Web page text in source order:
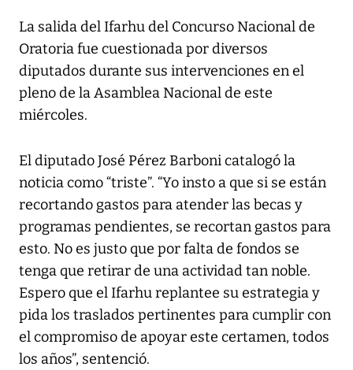
La salida del Ifarhu del Concurso Nacional de
Oratoria fue cuestionada por diversos
diputados durante sus intervenciones en el
pleno de la Asamblea Nacional de este
miércoles.
El diputado José Pérez Barboni catalogó la
noticia como “triste”. “Yo insto a que si se están
recortando gastos para atender las becas y
programas pendientes, se recortan gastos para
esto. No es justo que por falta de fondos se
tenga que retirar de una actividad tan noble.
Espero que el Ifarhu replantee su estrategia y
pida los traslados pertinentes para cumplir con
el compromiso de apoyar este certamen, todos
los años”, sentenció.